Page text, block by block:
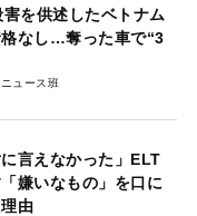
を供述したベトナム
なし…奪った車で“3
ュース班
に言えなかった」ELT
嫌いなもの」を口に
由